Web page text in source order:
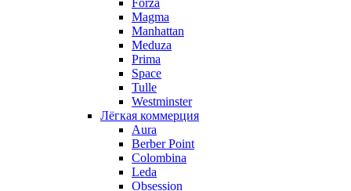
Forza
Magma
Manhattan
Meduza
Prima
Space
Tulle
Westminster
Лёгкая коммерция
Aura
Berber Point
Colombina
Leda
Obsession